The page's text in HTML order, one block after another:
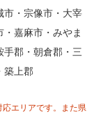
市・宗像市・大宰
嘉麻市・みやま
手郡・朝倉郡・三
築上郡
エリアです。また県